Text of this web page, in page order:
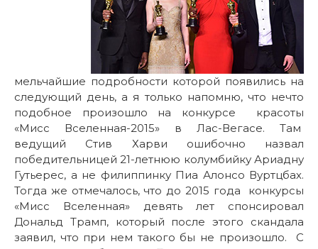
мельчайшие подробности которой появились на
следующий день, а я только напомню, что нечто
подобное произошло на конкурсе красоты
«Мисс Вселенная-2015» в Лас-Вегасе. Там
ведущий Стив Харви ошибочно назвал
победительницей 21-летнюю колумбийку Ариадну
Гутьерес, а не филиппинку Пиа Алонсо Вуртцбах.
Тогда же отмечалось, что до 2015 года конкурсы
«Мисс Вселенная» девять лет спонсировал
Дональд Трамп, который после этого скандала
заявил, что при нем такого бы не произошло. С